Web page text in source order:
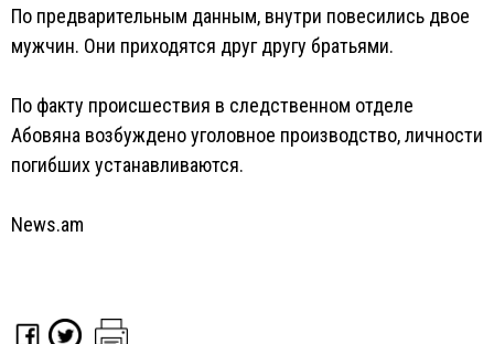
По предварительным данным, внутри повесились двое
мужчин. Они приходятся друг другу братьями.
По факту происшествия в следственном отделе
Абовяна возбуждено уголовное производство, личности
погибших устанавливаются.
News.am